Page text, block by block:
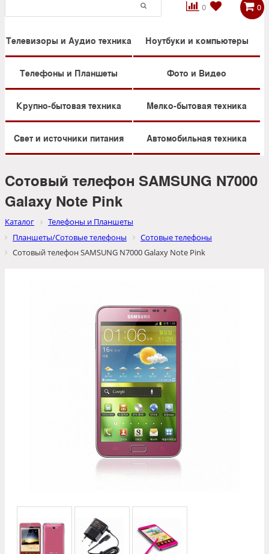
0

 0
Телевизоры и Аудио техника Ноутбуки и компьютеры
Телефоны и Планшеты Фото и Видео
Крупно-бытовая техника Мелко-бытовая техника
Свет и источники питания Автомобильная техника
Сотовый телефон SAMSUNG N7000
Galaxy Note Pink
Каталог
Телефоны и Планшеты
Планшеты/Сотовые телефоны
Сотовые телефоны
Сотовый телефон SAMSUNG N7000 Galaxy Note Pink